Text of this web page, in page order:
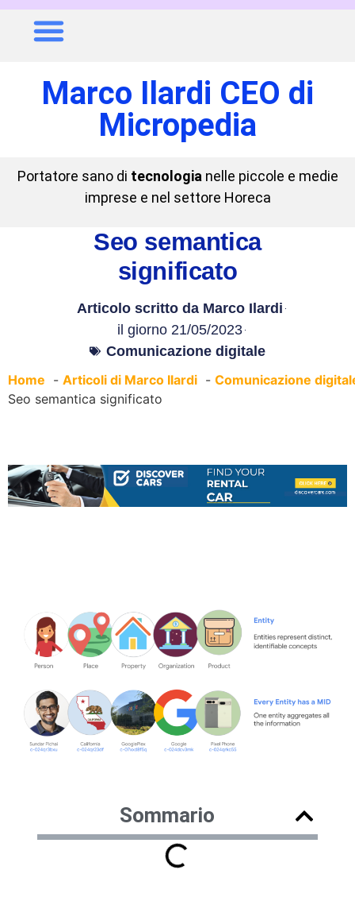
Marco Ilardi CEO di
Micropedia
Portatore sano di tecnologia nelle piccole e medie
imprese e nel settore Horeca
Seo semantica
significato
Articolo scritto da Marco Ilardi
il giorno 21/05/2023
Comunicazione digitale
Home
Articoli di Marco Ilardi
Comunicazione
Seo semantica significato
Sommario